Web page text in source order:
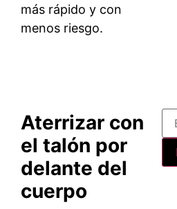
más rápido y con
menos riesgo.
Aterrizar con
el talón por
delante del
cuerpo